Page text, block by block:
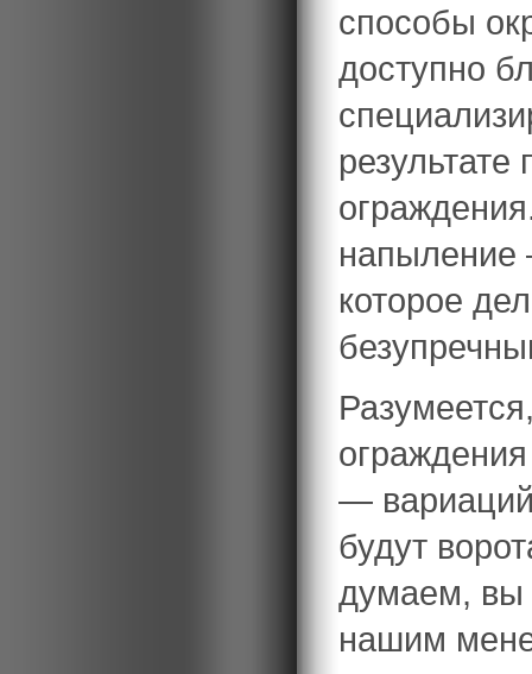
способы
доступно
напыление
которое
—
будут
думаем, вы
нашим